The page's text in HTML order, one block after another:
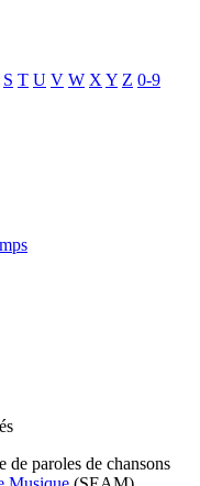
S T U V W X Y Z 0-9
de paroles de chansons